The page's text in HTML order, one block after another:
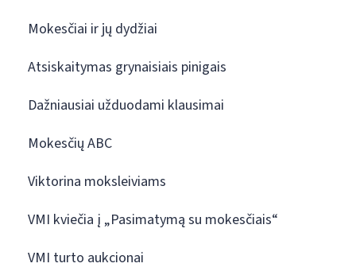
Mokesčiai ir jų dydžiai
Atsiskaitymas grynaisiais pinigais
Dažniausiai užduodami klausimai
Mokesčių ABC
Viktorina moksleiviams
VMI kviečia į „Pasimatymą su mokesčiais“
VMI turto aukcionai